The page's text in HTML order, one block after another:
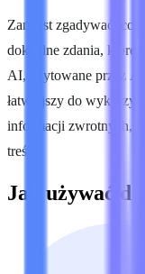
Zamiast zgadywać, co
dokładne zdania, które
AI, edytowane przez
łatwiejszy do
informacji zwrotnych,
treści.
Jak używać